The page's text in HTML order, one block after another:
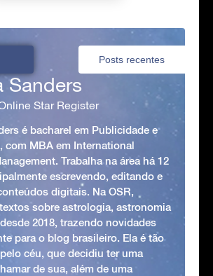
Posts recentes
Sanders
Star Register
é bacharel em Publicidade e
com MBA em International
Trabalha na área há 12
escrevendo, editando e
digitais. Na OSR,
sobre astrologia, astronomia
2018, trazendo novidades
para o blog brasileiro. Ela é tão
céu, que decidiu ter uma
de sua, além de uma